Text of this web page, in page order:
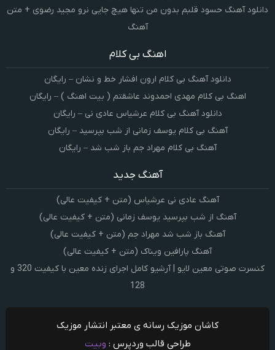
دانلود آهنگ حسود قلبم بدون من تنها هیچ جایی نرو مجید رضوی + متن
آهنگ
اهنگ بی کلام
دانلود آهنگ بی کلام ارون افشار خط و نشان – رایگان
اهنگ بی کلام مهدی احمدوند عاشقتم ( بیت اهنگ ) – رایگان
دانلود آهنگ بی کلام عرشیاس عادی نی – رایگان
آهنگ بی کلام یوسف زمانی از شب بپرسید – رایگان
آهنگ بی کلام مهراد جم باز شب شد – رایگان
آهنگ جدید
آهنگ عادی نی عرشیاس (متن + کیفیت عالی)
آهنگ از شب بپرسید یوسف زمانی (متن + کیفیت عالی)
آهنگ باز شب شد مهراد جم (متن + کیفیت عالی)
آهنگ پارافین ویناک (متن + کیفیت عالی)
کنسرت صوتی معین لایو | آرشیو کامل اجرای زنده معین با کیفیت 320 و
128
کاشان موزیک رسانه ی معتبر انتشار موزیک
طراحی قالب وردپرس : وبیت